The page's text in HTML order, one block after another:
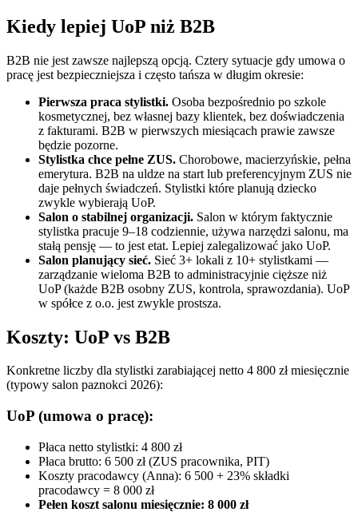
Kiedy lepiej UoP niż B2B
B2B nie jest zawsze najlepszą opcją. Cztery sytuacje gdy umowa o
pracę jest bezpieczniejsza i często tańsza w długim okresie:
Pierwsza praca stylistki. Osoba bezpośrednio po szkole
kosmetycznej, bez własnej bazy klientek, bez doświadczenia
z fakturami. B2B w pierwszych miesiącach prawie zawsze
będzie pozorne.
Stylistka chce pełne ZUS. Chorobowe, macierzyńskie, pełna
emerytura. B2B na uldze na start lub preferencyjnym ZUS nie
daje pełnych świadczeń. Stylistki które planują dziecko
zwykle wybierają UoP.
Salon o stabilnej organizacji. Salon w którym faktycznie
stylistka pracuje 9–18 codziennie, używa narzędzi salonu, ma
stałą pensję — to jest etat. Lepiej zalegalizować jako UoP.
Salon planujący sieć. Sieć 3+ lokali z 10+ stylistkami —
zarządzanie wieloma B2B to administracyjnie cięższe niż
UoP (każde B2B osobny ZUS, kontrola, sprawozdania). UoP
w spółce z o.o. jest zwykle prostsza.
Koszty: UoP vs B2B
Konkretne liczby dla stylistki zarabiającej netto 4 800 zł miesięcznie
(typowy salon paznokci 2026):
UoP (umowa o pracę):
Płaca netto stylistki: 4 800 zł
Płaca brutto: 6 500 zł (ZUS pracownika, PIT)
Koszty pracodawcy (Anna): 6 500 + 23% składki
pracodawcy = 8 000 zł
Pełen koszt salonu miesięcznie: 8 000 zł